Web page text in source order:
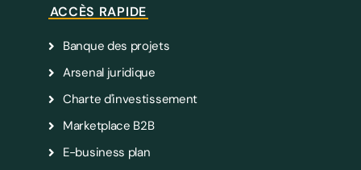
ACCÈS RAPIDE
Banque des projets
Arsenal juridique
Charte d'investissement
Marketplace B2B
E-business plan